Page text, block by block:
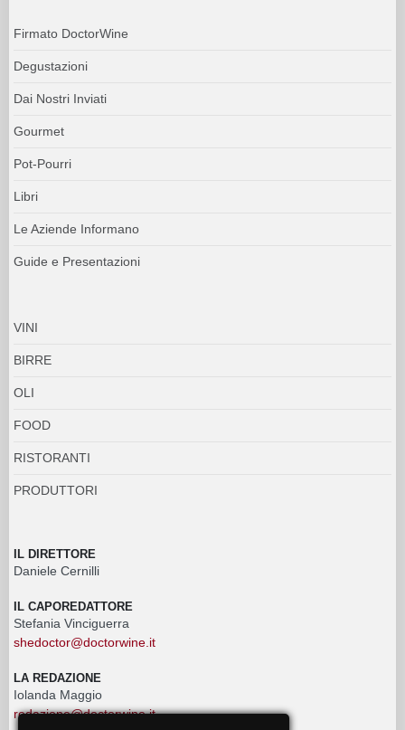
Firmato DoctorWine
Degustazioni
Dai Nostri Inviati
Gourmet
Pot-Pourri
Libri
Le Aziende Informano
Guide e Presentazioni
VINI
BIRRE
OLI
FOOD
RISTORANTI
PRODUTTORI
IL DIRETTORE
Daniele Cernilli
IL CAPOREDATTORE
Stefania Vinciguerra
shedoctor@doctorwine.it
LA REDAZIONE
Iolanda Maggio
redazione@doctorwine.it